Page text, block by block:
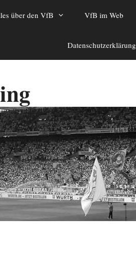
über den VfB VfB im Web
Datenschutzerklärung